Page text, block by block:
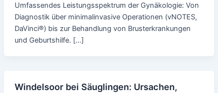
Umfassendes Leistungsspektrum der Gynäkologie: Von
Diagnostik über minimalinvasive Operationen (vNOTES,
DaVinci®) bis zur Behandlung von Brusterkrankungen
und Geburtshilfe. […]
Windelsoor bei Säuglingen: Ursachen,